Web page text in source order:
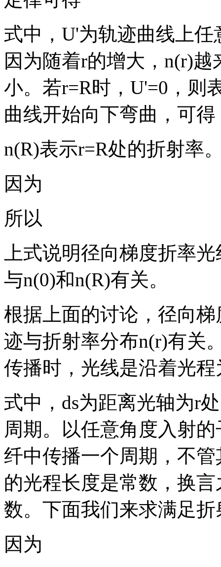
式中，U'为轨迹曲线上
因为随着r的增大，n(r)
小。若r=R时，U'=0，则
曲线开始向下弯曲，可得
n(R)表示r=R处的折射率
因为
所以
上式说明径向梯度折率
与n(0)和n(R)有关。
根据上面的讨论，径向
迹与折射率分布n(r)有关
传播时，光线是沿着光
式中，ds为距离光轴为r
周期。以任意角度入射
纤中传播一个周期，不
的光程长度是常数，换
数。下面我们来求满足
因为